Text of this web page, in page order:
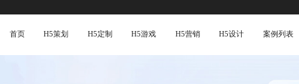
首页 H5策划 H5定制 H5游戏 H5营销 H5设计 案例列表